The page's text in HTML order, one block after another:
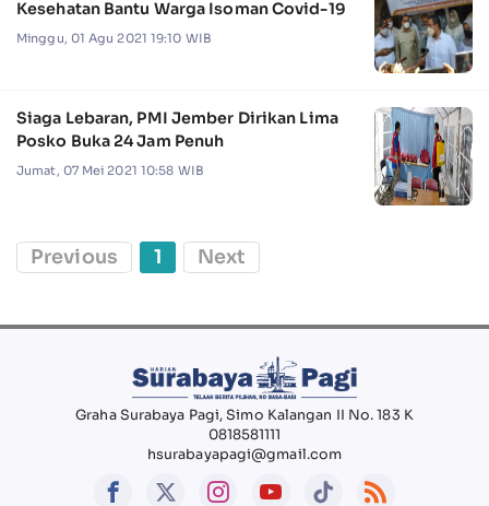
Kesehatan Bantu Warga Isoman Covid-19
Minggu, 01 Agu 2021 19:10 WIB
Siaga Lebaran, PMI Jember Dirikan Lima
Posko Buka 24 Jam Penuh
Jumat, 07 Mei 2021 10:58 WIB
Previous 1 Next
Graha Surabaya Pagi, Simo Kalangan II No. 183 K
0818581111
hsurabayapagi@gmail.com